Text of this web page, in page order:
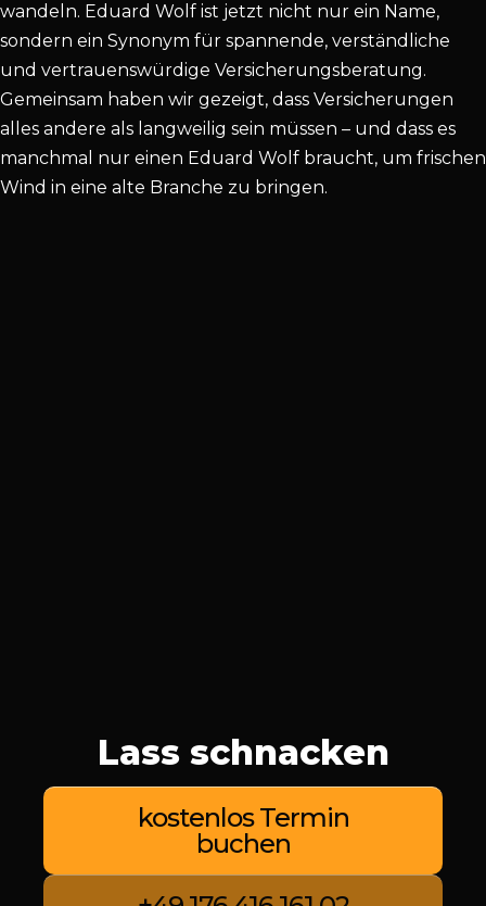
wandeln. Eduard Wolf ist jetzt nicht nur ein Name,
sondern ein Synonym für spannende, verständliche
und vertrauenswürdige Versicherungsberatung.
Gemeinsam haben wir gezeigt, dass Versicherungen
alles andere als langweilig sein müssen – und dass es
manchmal nur einen Eduard Wolf braucht, um frischen
Wind in eine alte Branche zu bringen.
Lass schnacken
kostenlos Termin
buchen